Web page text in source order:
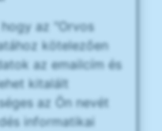
az "Orvos
kötelezően
az emailcím és
kitalált
az Ön nevét
informatikai